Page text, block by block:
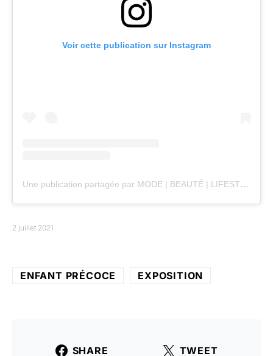
Voir cette publication sur Instagram
Une publication partagée par MODE | BEAUTÉ | LIFESTYLE | (@ancremagazine)
2 juillet 2021
ENFANT PRÉCOCE EXPOSITION
SHARE TWEET